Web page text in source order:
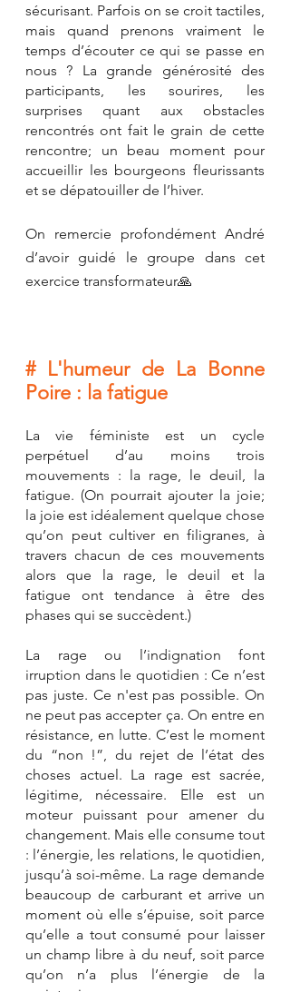
sécurisant. Parfois on se croit tactiles,
mais quand prenons vraiment le
temps d’écouter ce qui se passe en
nous ? La grande générosité des
participants, les sourires, les
surprises quant aux obstacles
rencontrés ont fait le grain de cette
rencontre; un beau moment pour
accueillir les bourgeons fleurissants
et se dépatouiller de l’hiver.
On remercie profondément André
d’avoir guidé le groupe dans cet
exercice transformateur🙏
# L'humeur de La Bonne
Poire : la fatigue
La vie féministe est un cycle
perpétuel d’au moins trois
mouvements : la rage, le deuil, la
fatigue. (On pourrait ajouter la joie;
la joie est idéalement quelque chose
qu’on peut cultiver en filigranes, à
travers chacun de ces mouvements
alors que la rage, le deuil et la
fatigue ont tendance à être des
phases qui se succèdent.)
La rage ou l’indignation font
irruption dans le quotidien : Ce n’est
pas juste. Ce n'est pas possible. On
ne peut pas accepter ça. On entre en
résistance, en lutte. C’est le moment
du “non !”, du rejet de l’état des
choses actuel. La rage est sacrée,
légitime, nécessaire. Elle est un
moteur puissant pour amener du
changement. Mais elle consume tout
: l’énergie, les relations, le quotidien,
jusqu’à soi-même. La rage demande
beaucoup de carburant et arrive un
moment où elle s’épuise, soit parce
qu’elle a tout consumé pour laisser
un champ libre à du neuf, soit parce
qu’on n’a plus l’énergie de la